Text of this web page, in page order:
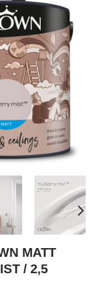
MATT
/ 2,5